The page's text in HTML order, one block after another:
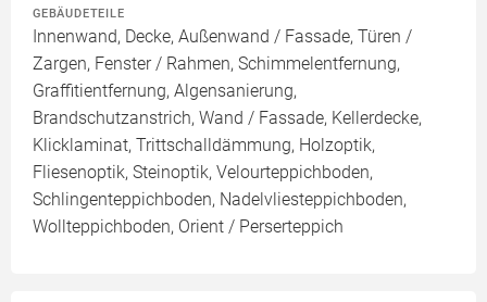
GEBÄUDETEILE
Innenwand, Decke, Außenwand / Fassade, Türen /
Zargen, Fenster / Rahmen, Schimmelentfernung,
Graffitientfernung, Algensanierung,
Brandschutzanstrich, Wand / Fassade, Kellerdecke,
Klicklaminat, Trittschalldämmung, Holzoptik,
Fliesenoptik, Steinoptik, Velourteppichboden,
Schlingenteppichboden, Nadelvliesteppichboden,
Wollteppichboden, Orient / Perserteppich